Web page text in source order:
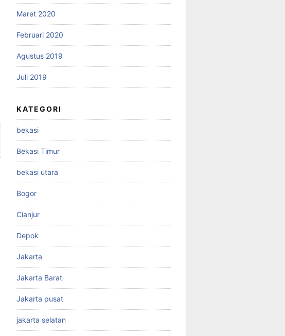
Maret 2020
Februari 2020
Agustus 2019
Juli 2019
KATEGORI
bekasi
Bekasi Timur
bekasi utara
Bogor
Cianjur
Depok
Jakarta
Jakarta Barat
Jakarta pusat
jakarta selatan